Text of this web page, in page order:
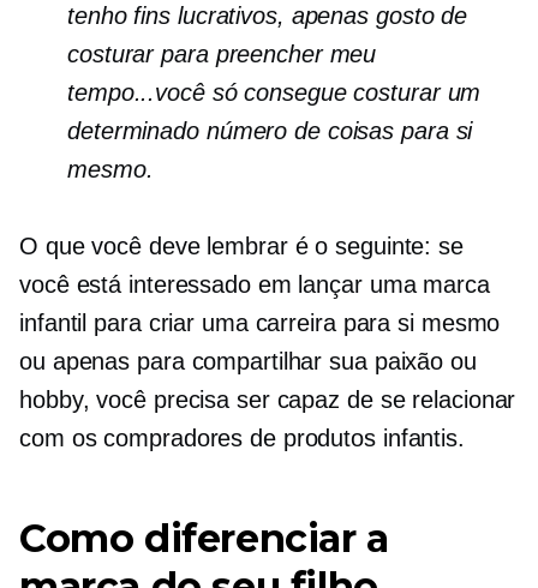
tenho fins lucrativos, apenas gosto de
costurar para preencher meu
tempo...você só consegue costurar um
determinado número de coisas para si
mesmo.
O que você deve lembrar é o seguinte: se
você está interessado em lançar uma marca
infantil para criar uma carreira para si mesmo
ou apenas para compartilhar sua paixão ou
hobby, você precisa ser capaz de se relacionar
com os compradores de produtos infantis.
Como diferenciar a